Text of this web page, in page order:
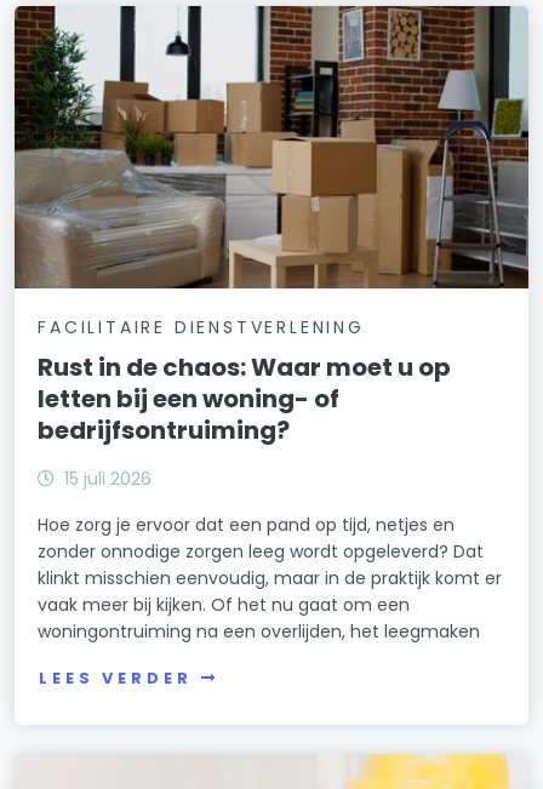
FACILITAIRE DIENSTVERLENING
Rust in de chaos: Waar moet u op
letten bij een woning- of
bedrijfsontruiming?
15 juli 2026
Hoe zorg je ervoor dat een pand op tijd, netjes en
zonder onnodige zorgen leeg wordt opgeleverd? Dat
klinkt misschien eenvoudig, maar in de praktijk komt er
vaak meer bij kijken. Of het nu gaat om een
woningontruiming na een overlijden, het leegmaken
LEES VERDER